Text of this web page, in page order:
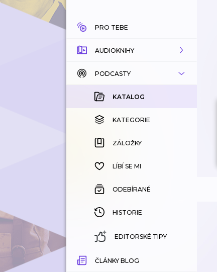
PRO TEBE
AUDIOKNIHY
KATALOG
KOUPENÉ
KATEGORIE
ZÁLOŽKY
HISTORIE
PODCASTY
KATALOG
KATEGORIE
ZÁLOŽKY
LÍBÍ SE MI
ODEBÍRANÉ
HISTORIE
EDITORSKÉ TIPY
ČLÁNKY BLOG